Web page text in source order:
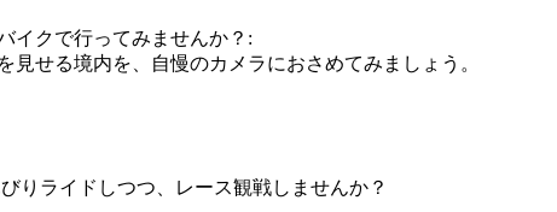
イクで行ってみませんか？:
せる境内を、自慢のカメラにおさめてみましょう。
りライドしつつ、レース観戦しませんか？